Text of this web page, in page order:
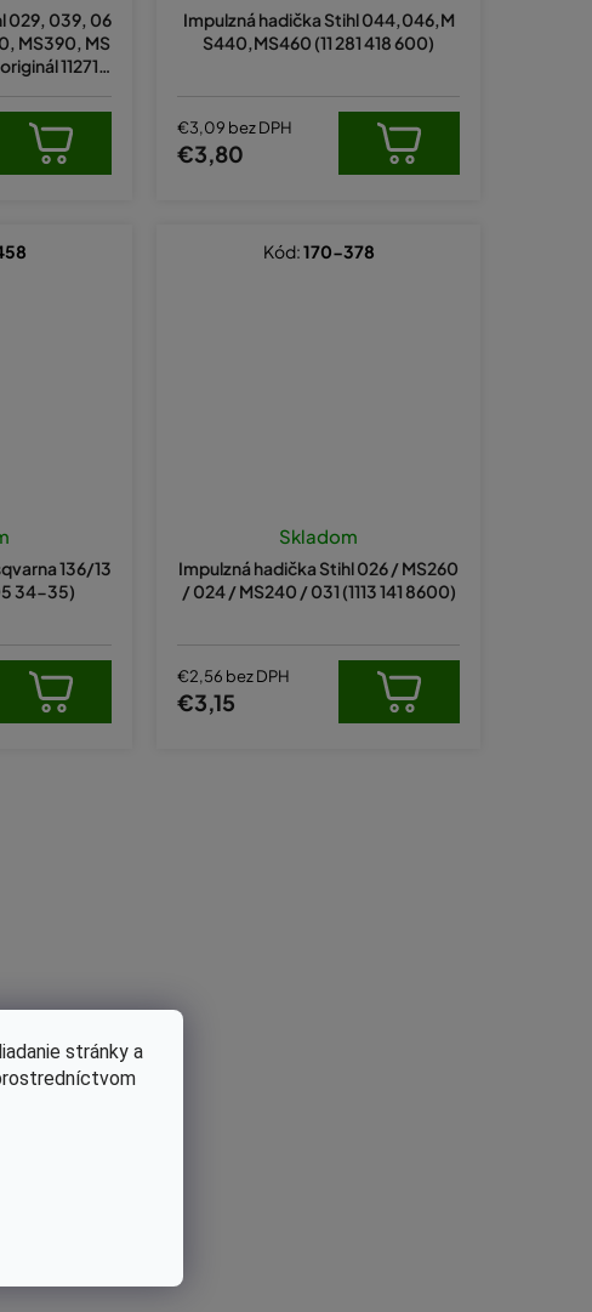
stránky a
029, 039, 06
MS390, MS
112714
Impulzná hadička Stihl 044,046,M
S440,MS460 (11 281 418 600)
€3,09 bez DPH
€3,80
136/13
34-35)
Impulzná hadička Stihl 026 / MS260
/ 024 / MS240 / 031 (1113 141 8600)
Skladom
€2,56 bez DPH
€3,15
Kód:170-378